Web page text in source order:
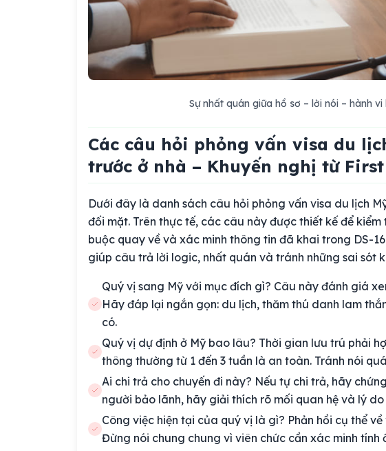
Sự nhất quán giữa hồ sơ – lời nói – hành
Các câu hỏi phỏng vấn visa du
trước ở nhà – Khuyến nghị từ
Dưới đây là danh sách câu hỏi phỏng vấn visa du lịch
đối mặt. Trên thực tế, các câu này được thiết kế để
buộc quay về và xác minh thông tin đã khai trong DS-
giúp câu trả lời logic, nhất quán và tránh những sai sót
Quý vị sang Mỹ với mục đích gì? Câu này đánh giá
Hãy đáp lại ngắn gọn: du lịch, thăm thú danh lam
có.
Quý vị dự định ở Mỹ bao lâu? Thời gian lưu trú phải
thông thường từ 1 đến 3 tuần là an toàn. Tránh nói
Ai chi trả cho chuyến đi này? Nếu tự chi trả, hãy
người bảo lãnh, hãy giải thích rõ mối quan hệ và lý do
Công việc hiện tại của quý vị là gì? Phản hồi cụ thể
Đừng nói chung chung vì viên chức cần xác minh tính